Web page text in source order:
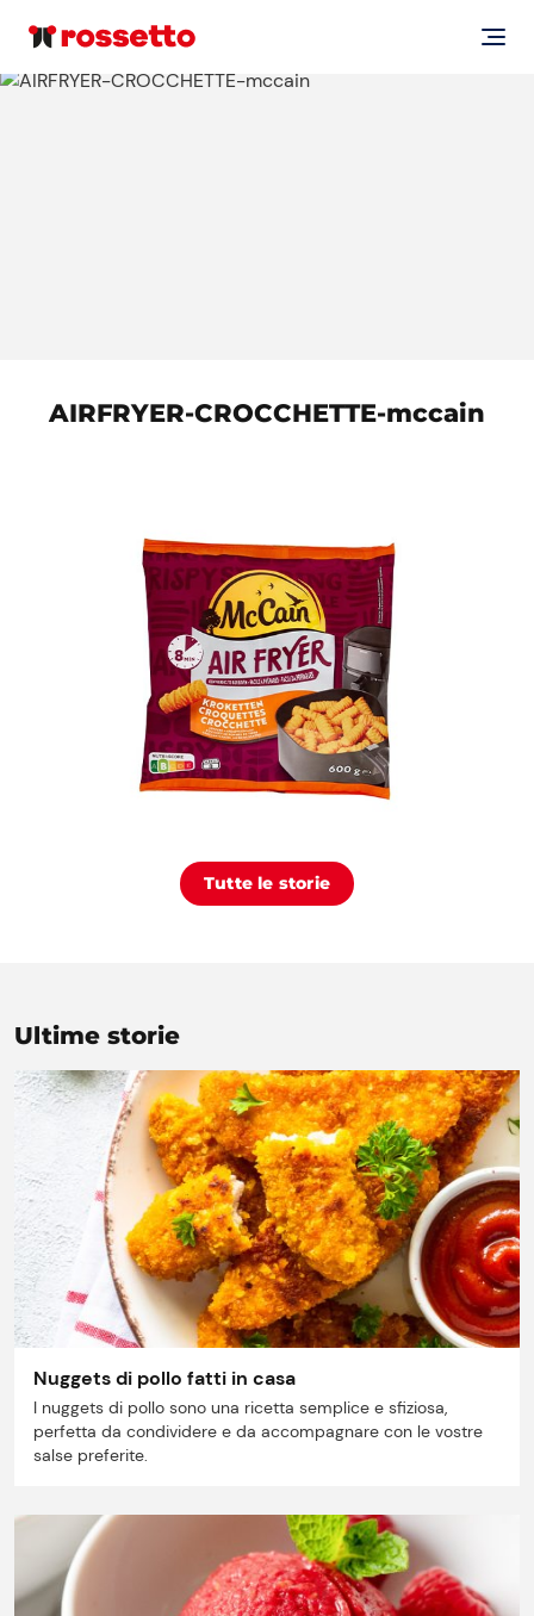
Prezzi Rossetto
AIRFRYER-CROCCHETTE-mccain
Tutte le storie
Ultime storie
Nuggets di pollo fatti in casa
I nuggets di pollo sono una ricetta semplice e sfiziosa,
perfetta da condividere e da accompagnare con le vostre
salse preferite.